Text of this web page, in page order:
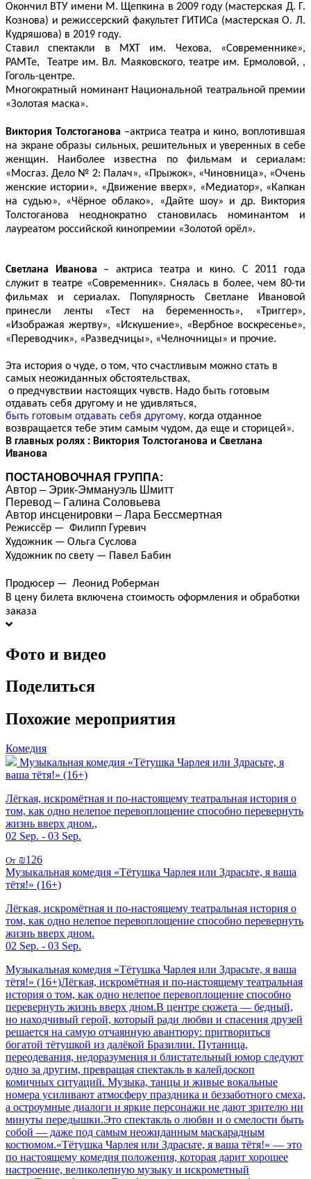
Окончил ВТУ имени М. Щепкина в 2009 году (мастерская Д. Г.
Кознова) и режиссерский факультет ГИТИСа (мастерская О. Л.
Кудряшова) в 2019 году.
Ставил спектакли в МХТ им. Чехова, «Современнике»,
РАМТе, Театре им. Вл. Маяковского, театре им. Ермоловой, ,
Гоголь-центре.
Многократный номинант Национальной театральной премии
«Золотая маска».
Виктория Толстоганова –актриса театра и кино, воплотившая
на экране образы сильных, решительных и уверенных в себе
женщин. Наиболее известна по фильмам и сериалам:
«Мосгаз. Дело № 2: Палач», «Прыжок», «Чиновница», «Очень
женские истории», «Движение вверх», «Медиатор», «Капкан
на судью», «Чёрное облако», «Дайте шоу» и др. Виктория
Толстоганова неоднократно становилась номинантом и
лауреатом российской кинопремии «Золотой орёл».
Светлана Иванова – актриса театра и кино. С 2011 года
служит в театре «Современник». Снялась в более, чем 80-ти
фильмах и сериалах. Популярность Светлане Ивановой
принесли ленты «Тест на беременность», «Триггер»,
«Изображая жертву», «Искушение», «Вербное воскресенье»,
«Переводчик», «Разведчицы», «Челночницы» и прочие.
Эта история о чуде, о том, что счастливым можно стать в
самых неожиданных обстоятельствах,
о предчувствии настоящих чувств. Надо быть готовым
отдавать себя другому и не удивляться,
быть готовым отдавать себя другому, когда отданное
возвращается тебе этим самым чудом, да еще и сторицей».
В главных ролях : Виктория Толстоганова и Светлана
Иванова
ПОСТАНОВОЧНАЯ ГРУППА:
Автор – Эрик-Эммануэль Шмитт
Перевод – Галина Соловьева
Автор инсценировки – Лара Бессмертная
Режиссёр — Филипп Гуревич
Художник — Ольга Суслова
Художник по свету — Павел Бабин
Продюсер — Леонид Роберман
В цену билета включена стоимость оформления и обработки
заказа
Фото и видео
Поделиться
Похожие мероприятия
Комедия
Музыкальная комедия «Тётушка Чарлея или Здрасьте, я
ваша тётя!» (16+)
Лёгкая, искромётная и по-настоящему театральная история о
том, как одно нелепое перевоплощение способно перевернуть
жизнь вверх дном.,
02 Sep. - 03 Sep.
От ₪126
Музыкальная комедия «Тётушка Чарлея или Здрасьте, я ваша
тётя!» (16+)
Лёгкая, искромётная и по-настоящему театральная история о
том, как одно нелепое перевоплощение способно перевернуть
жизнь вверх дном.
02 Sep. - 03 Sep.
Музыкальная комедия «Тётушка Чарлея или Здрасьте, я ваша
тётя!» (16+)Лёгкая, искромётная и по-настоящему театральная
история о том, как одно нелепое перевоплощение способно
перевернуть жизнь вверх дном.В центре сюжета — бедный,
но находчивый герой, который ради любви и спасения друзей
решается на самую отчаянную авантюру: притвориться
богатой тётушкой из далёкой Бразилии. Путаница,
переодевания, недоразумения и блистательный юмор следуют
одно за другим, превращая спектакль в калейдоскоп
комичных ситуаций. Музыка, танцы и живые вокальные
номера усиливают атмосферу праздника и беззаботного смеха,
а остроумные диалоги и яркие персонажи не дают зрителю ни
минуты передышки.Это спектакль о любви и о смелости быть
собой — даже под самым неожиданным маскарадным
костюмом.«Тётушка Чарлея или Здрасьте, я ваша тётя!» — это
по настоящему комедия положения, которая дарит хорошее
настроение, великолепную музыку и искрометный